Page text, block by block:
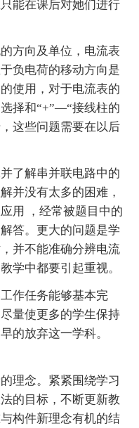
能在课后对她们进行
方向及单位，电流表
负电荷的移动方向是
使用，对于电流表的
择和“+”—“接线柱的
这些问题需要在以后
了解串并联电路中的
并没有太多的困难，
用 ，经常被题目中的
答。更大的问题是学
并不能准确分辨电流
学中都要引起重视。
作任务能够基本完
量使更多的学生保持
的放弃这一学科。
理念。紧紧围绕学习
的目标，不断更新教
构件新理念有机的结